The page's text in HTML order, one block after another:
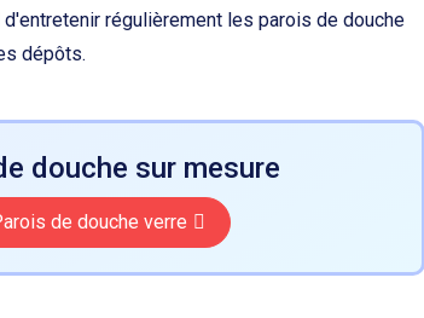
régulièrement les parois de douche
dépôts.
douche sur mesure
de douche verre